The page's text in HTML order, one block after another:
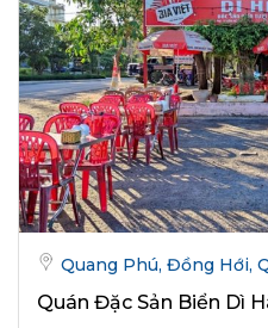
Quang Phú, Đồng Hới,
Quán Đặc Sản Biển Dì